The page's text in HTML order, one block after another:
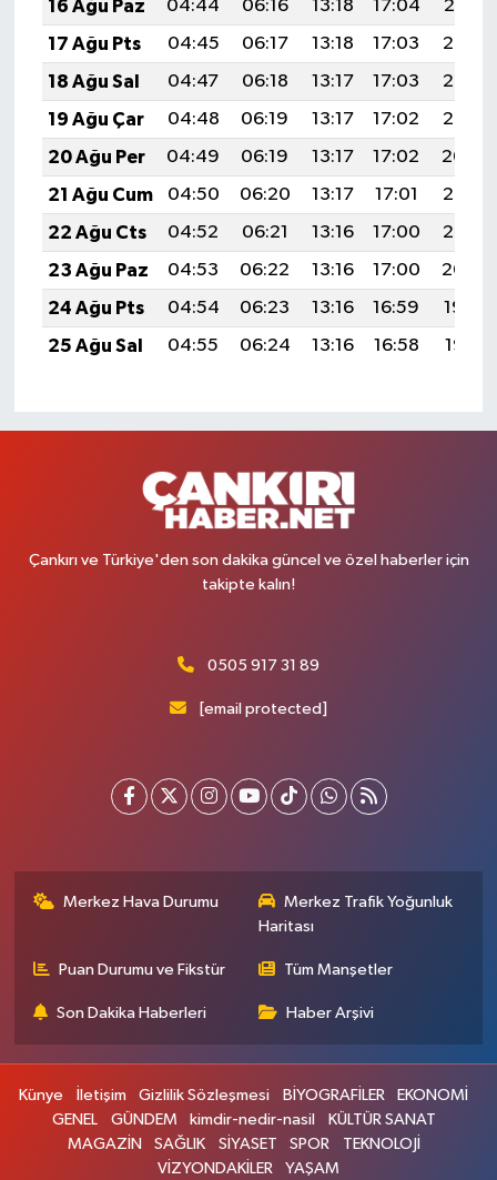
16 Ağu Paz
04:44 06:16 13:18 17:04
20:10
17 Ağu Pts
04:45 06:17 13:18 17:03
20:08
18 Ağu Sal
04:47 06:18 13:17 17:03
20:07
19 Ağu Çar
04:48 06:19 13:17 17:02
20:06
20 Ağu Per
04:49 06:19 13:17 17:02
20:04
21 Ağu Cum
04:50 06:20 13:17 17:01
20:03
22 Ağu Cts
04:52 06:21 13:16 17:00
20:02
23 Ağu Paz
04:53 06:22 13:16 17:00
20:00
24 Ağu Pts
04:54 06:23 13:16 16:59
19:59
25 Ağu Sal
04:55 06:24 13:16 16:58 19:57
Çankırı ve Türkiye'den son dakika güncel ve özel haberler için
takipte kalın!
0505 917 31 89
[email protected]
Merkez Hava Durumu
Merkez Trafik Yoğunluk
Haritası
Puan Durumu ve Fikstür Tüm Manşetler
Son Dakika Haberleri Haber Arşivi
Künye İletişim Gizlilik Sözleşmesi BİYOGRAFİLER
EKONOMİ
GENEL
GÜNDEM kimdir-nedir-nasil
KÜLTÜR SANAT
MAGAZİN
SAĞLIK SİYASET SPOR
TEKNOLOJİ
VİZYONDAKİLER
YAŞAM